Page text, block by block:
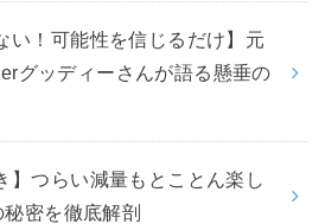
い！可能性を信じるだけ】元
グッディーさんが語る懸垂の
】つらい減量もとことん楽し
密を徹底解剖